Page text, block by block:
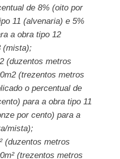
de 8% (oito por
11 (alvenaria) e 5%
a obra tipo 12
(mista);
(duzentos metros
(trezentos metros
o percentual de
para a obra tipo 11
por cento) para a
mista);
(duzentos metros
(trezentos metros